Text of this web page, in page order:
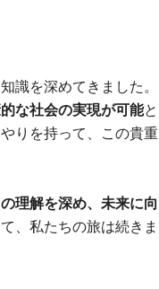
識を深めてきました。
な社会の実現が可能と
りを持って、この貴重
理解を深め、未来に向
、私たちの旅は続きま